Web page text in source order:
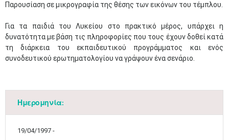
Παρουσίαση σε μικρογραφία της θέσης των εικόνων του τέμπλου.
Για τα παιδιά του Λυκείου στο πρακτικό μέρος, υπάρχει η
δυνατότητα με βάση τις πληροφορίες που τους έχουν δοθεί κατά
τη διάρκεια του εκπαιδευτικού προγράμματος και ενός
συνοδευτικού ερωτηματολογίου να γράψουν ένα σενάριο.
Ημερομηνία:
19/04/1997 -